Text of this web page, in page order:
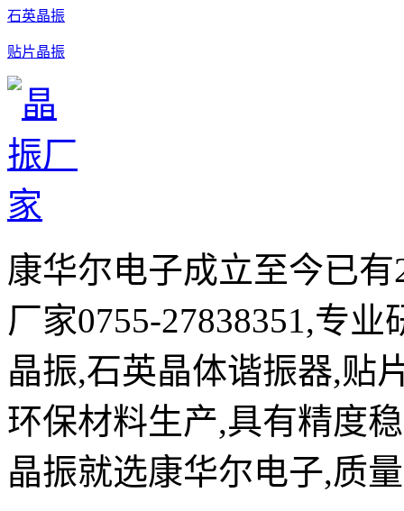
石英晶振
贴片晶振
康华尔电子成立至今已
厂家0755-27838351,专
晶振,石英晶体谐振器,贴
环保材料生产,具有精度
晶振就选康华尔电子,质